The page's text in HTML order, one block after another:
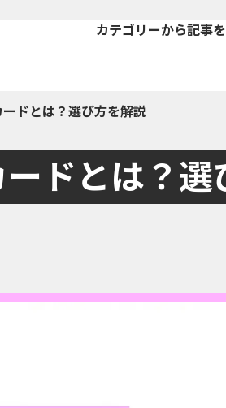
カテゴリーから記事
ドとは？選び方を解説
ドとは？選